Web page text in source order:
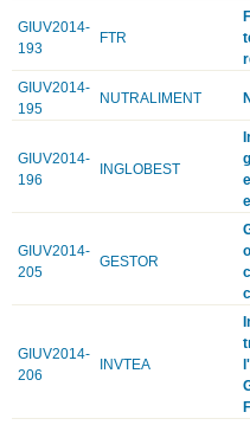
GIUV2014-
193
FTR
GIUV2014-
195
NUTRALIMENT
GIUV2014-
196
INGLOBEST
GIUV2014-
205
GESTOR
GIUV2014-
206
INVTEA